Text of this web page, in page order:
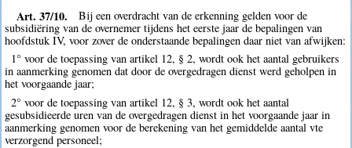
Art. 37/10.
Bij een overdracht van de erkenning gelden voor de
subsidiëring van de overnemer tijdens het eerste jaar de bepalingen van
hoofdstuk IV, voor zover de onderstaande bepalingen daar niet van afwijken:
1° voor de toepassing van artikel 12, § 2, wordt ook het aantal gebruikers
in aanmerking genomen dat door de overgedragen dienst werd geholpen in
het voorgaande jaar;
2° voor de toepassing van artikel 12, § 3, wordt ook het aantal
gesubsidieerde uren van de overgedragen dienst in het voorgaande jaar in
aanmerking genomen voor de berekening van het gemiddelde aantal vte
verzorgend personeel;